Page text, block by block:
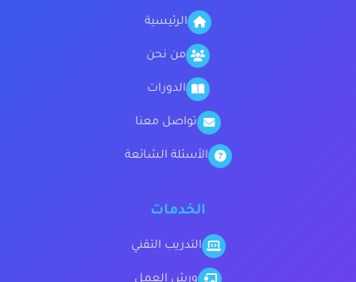
الرئيسية
من نحن
الدورات
تواصل معنا
الأسئلة الشائعة
الخدمات
التدريب التقني
ورش العمل